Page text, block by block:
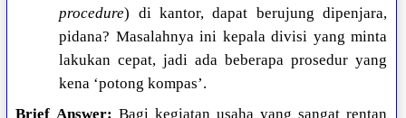
procedure) di kantor, dapat berujung dipenjara,
pidana? Masalahnya ini kepala divisi yang minta
lakukan cepat, jadi ada beberapa prosedur yang
kena ‘potong kompas’.
Brief Answer: Bagi kegiatan usaha yang sangat rentan